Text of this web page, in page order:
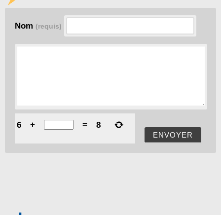
Nom (requis)
ENVOYER
6 + = 8